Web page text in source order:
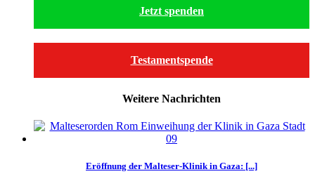
Jetzt spenden
Testamentspende
Weitere Nachrichten
Eröffnung der Malteser-Klinik in Gaza: [...]